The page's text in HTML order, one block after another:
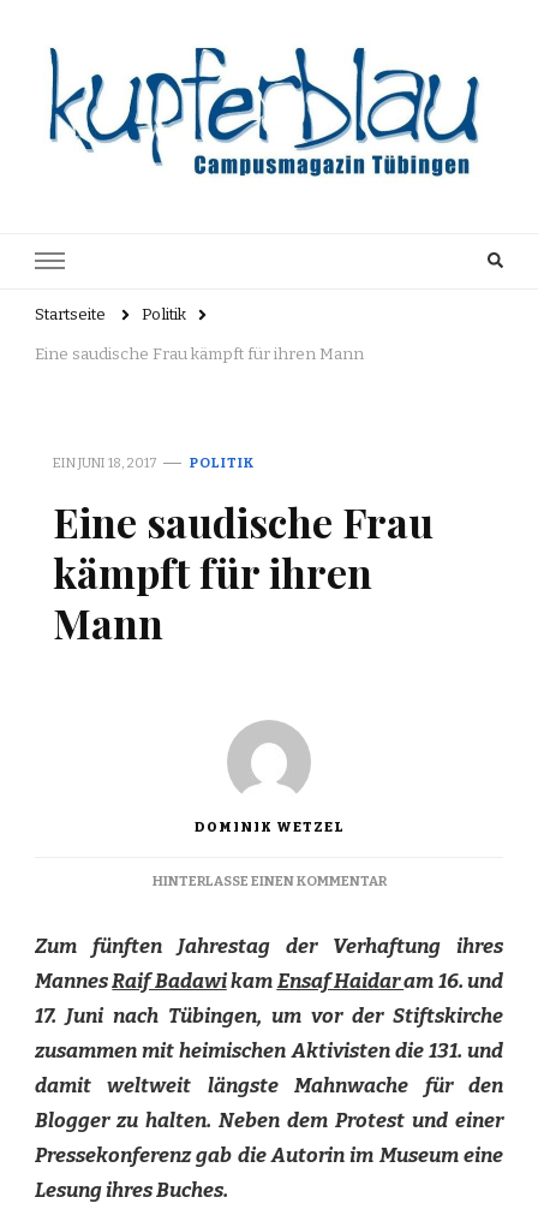
Archiv
Startseite Politik
Eine saudische Frau kämpft für ihren Mann
EINJUNI 18, 2017 POLITIK
Eine saudische Frau
kämpft für ihren
Mann
DOMINIK WETZEL
HINTERLASSE EINEN KOMMENTARZU
FRAU
KÄMPFT
FÜR
IHREN
MANN
Zum fünften Jahrestag der Verhaftung ihres
MannesRaif BadawikamEnsaf Haidaram 16. und
17. Juni nach Tübingen, um vor der Stiftskirche
zusammen mit heimischen Aktivisten die 131. und
damit weltweit längste Mahnwache für den
Blogger zu halten. Neben dem Protest und einer
Pressekonferenz gab die Autorin im Museum eine
Lesung ihres Buches.